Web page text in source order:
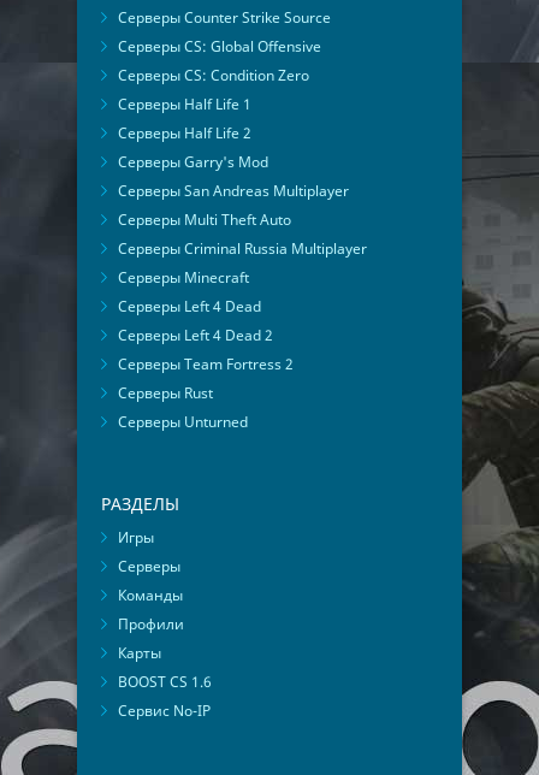
Серверы Counter Strike Source
Серверы CS: Global Offensive
Серверы CS: Condition Zero
Серверы Half Life 1
Серверы Half Life 2
Серверы Garry's Mod
Серверы San Andreas Multiplayer
Серверы Multi Theft Auto
Серверы Criminal Russia Multiplayer
Серверы Minecraft
Серверы Left 4 Dead
Серверы Left 4 Dead 2
Серверы Team Fortress 2
Серверы Rust
Серверы Unturned
РАЗДЕЛЫ
Игры
Серверы
Команды
Профили
Карты
BOOST CS 1.6
Сервис No-IP